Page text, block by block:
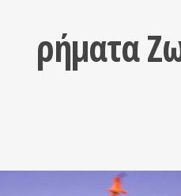
ρήματα